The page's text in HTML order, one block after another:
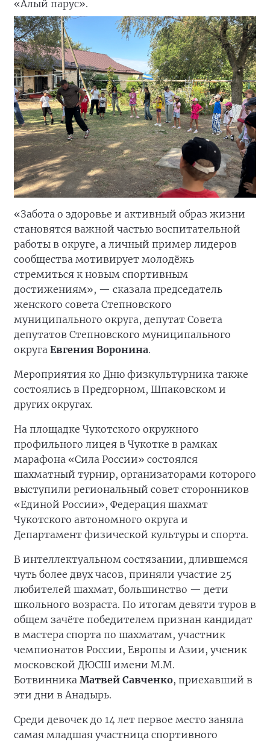
«Алый парус».
«Забота о здоровье и активный образ жизни
становятся важной частью воспитательной
работы в округе, а личный пример лидеров
сообщества мотивирует молодёжь
стремиться к новым спортивным
достижениям», — сказала председатель
женского совета Степновского
муниципального округа, депутат Совета
депутатов Степновского муниципального
округа Евгения Воронина.
Мероприятия ко Дню физкультурника также
состоялись в Предгорном, Шпаковском и
других округах.
На площадке Чукотского окружного
профильного лицея в Чукотке в рамках
марафона «Сила России» состоялся
шахматный турнир, организаторами которого
выступили региональный совет сторонников
«Единой России», Федерация шахмат
Чукотского автономного округа и
Департамент физической культуры и спорта.
В интеллектуальном состязании, длившемся
чуть более двух часов, приняли участие 25
любителей шахмат, большинство — дети
школьного возраста. По итогам девяти туров в
общем зачёте победителем признан кандидат
в мастера спорта по шахматам, участник
чемпионатов России, Европы и Азии, ученик
московской ДЮСШ имени М.М.
Ботвинника Матвей Савченко, приехавший в
эти дни в Анадырь.
Среди девочек до 14 лет первое место заняла
самая младшая участница спортивного